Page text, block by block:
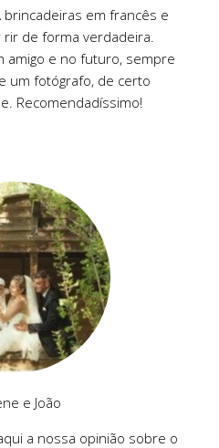
em francês e
de forma verdadeira.
amigo e no futuro, sempre
um fotógrafo, de certo
Recomendadíssimo!
e João
a nossa opinião sobre o